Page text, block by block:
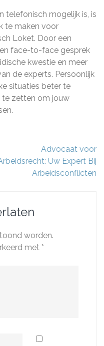
telefonisch mogelijk is, is
te maken voor
Loket. Door een
face-to-face gesprek
kwestie en meer
de experts. Persoonlijk
situaties beter te
te zetten om jouw
Advocaat voor
Uw Expert Bij
Arbeidsconflicten
worden.
met *